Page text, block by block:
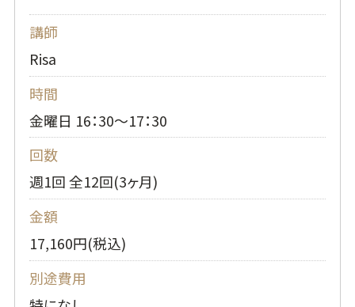
講師
Risa
時間
金曜日 16：30～17：30
回数
週1回 全12回(3ヶ月)
金額
17,160円(税込)
別途費用